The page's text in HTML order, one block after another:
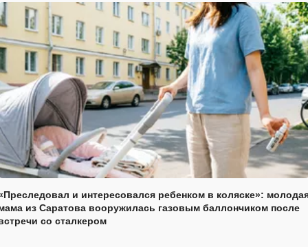
и интересовался ребенком в коляске»:
из Саратова вооружилась газовым баллончиком после
со сталкером